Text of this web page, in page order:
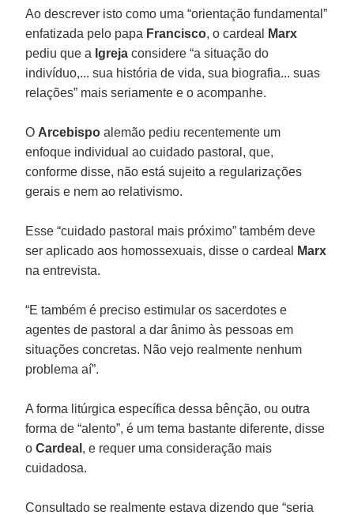
Ao descrever isto como uma “orientação fundamental”
enfatizada pelo papa Francisco, o cardeal
Marx
pediu que a Igreja considere “a situação do
indivíduo,... sua história de vida, sua biografia... suas
relações” mais seriamente e o acompanhe.
O Arcebispo alemão pediu recentemente um
enfoque individual ao cuidado pastoral, que,
conforme disse, não está sujeito a regularizações
gerais e nem ao relativismo.
Esse “cuidado pastoral mais próximo” também deve
ser aplicado aos homossexuais, disse o cardeal
Marx
na entrevista.
“E também é preciso estimular os sacerdotes e
agentes de pastoral a dar ânimo às pessoas em
situações concretas. Não vejo realmente nenhum
problema aí”.
A forma litúrgica específica dessa bênção, ou outra
forma de “alento”, é um tema bastante diferente, disse
oCardeal , e requer uma consideração mais
cuidadosa.
Consultado se realmente estava dizendo que “seria